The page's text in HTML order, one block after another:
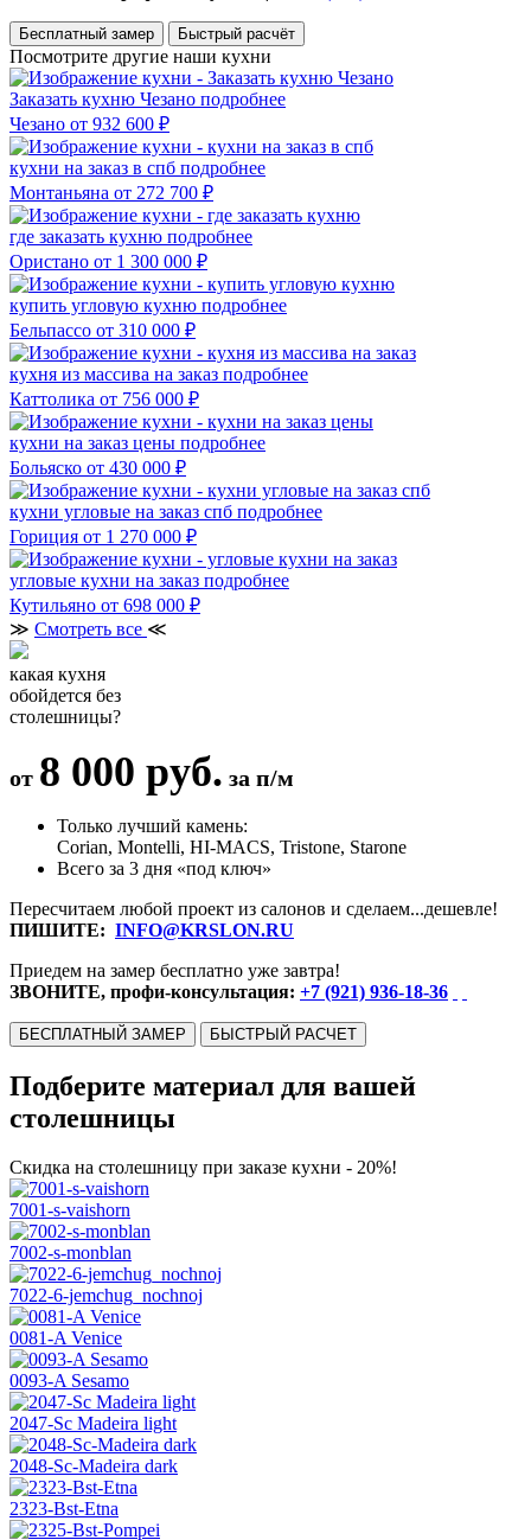
Бесплатный замер Быстрый расчёт
Посмотрите другие наши кухни
Заказать кухню Чезано подробнее
Чезано от 932 600 ₽
кухни на заказ в спб подробнее
Монтаньяна от 272 700 ₽
где заказать кухню подробнее
Ористано от 1 300 000 ₽
купить угловую кухню подробнее
Бельпассо от 310 000 ₽
кухня из массива на заказ подробнее
Каттолика от 756 000 ₽
кухни на заказ цены подробнее
Больяско от 430 000 ₽
кухни угловые на заказ спб подробнее
Гориция от 1 270 000 ₽
угловые кухни на заказ подробнее
Кутильяно от 698 000 ₽
≫ Смотреть все ≪
какая кухня
обойдется без
столешницы?
от 8 000 руб. за п/м
Только лучший камень:
Corian, Montelli, HI-MACS, Tristone, Starone
Всего за 3 дня «под ключ»
Пересчитаем любой проект из салонов и сделаем...дешевле!
ПИШИТЕ: INFO@KRSLON.RU
Приедем на замер бесплатно уже завтра!
ЗВОНИТЕ, профи-консультация: +7 (921) 936-18-36
БЕСПЛАТНЫЙ ЗАМЕР БЫСТРЫЙ РАСЧЕТ
Подберите материал для вашей
столешницы
Скидка на столешницу при заказе кухни - 20%!
7001-s-vaishorn
7002-s-monblan
7022-6-jemchug_nochnoj
0081-A Venice
0093-A Sesamo
2047-Sc Madeira light
2048-Sc-Madeira dark
2323-Bst-Etna